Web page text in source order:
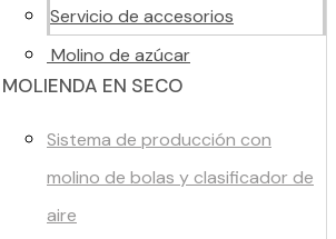
Servicio de accesorios
Molino de azúcar
MOLIENDA EN SECO
Sistema de producción con
molino de bolas y clasificador de
aire